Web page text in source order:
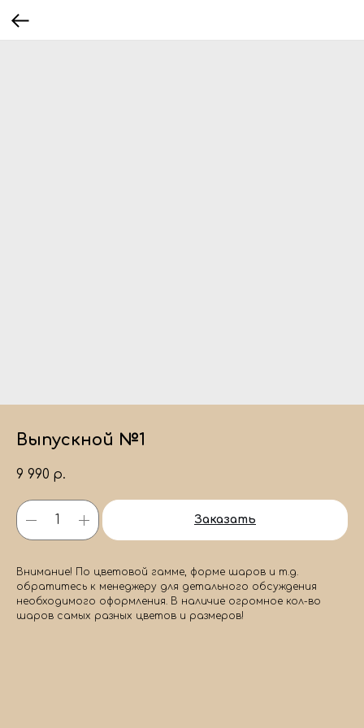
Выпускной №1
9 990 р.
Заказать
Внимание! По цветовой гамме, форме шаров и т.д.
обратитесь к менеджеру для детального обсуждения
необходимого оформления. В наличие огромное кол-во
шаров самых разных цветов и размеров!